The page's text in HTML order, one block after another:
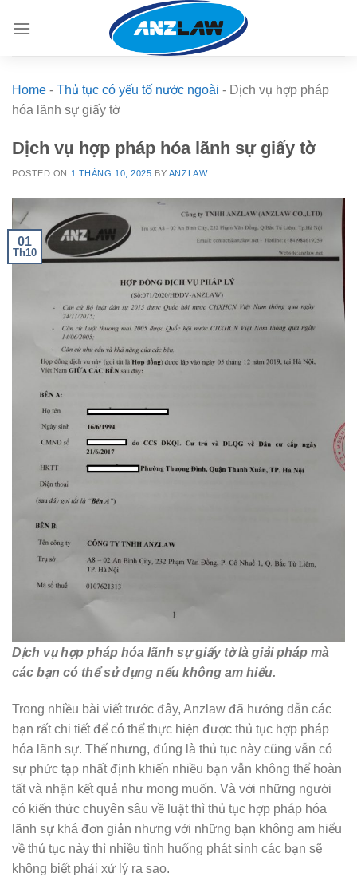
Home - Thủ tục có yếu tố nước ngoài - Dịch vụ hợp pháp
hóa lãnh sự giấy tờ
Dịch vụ hợp pháp hóa lãnh sự giấy tờ
POSTED ON 1 THÁNG 10, 2025 BY ANZLAW
01
Th10
Dịch vụ hợp pháp hóa lãnh sự giấy tờ là giải pháp mà
các bạn có thể sử dụng nếu không am hiểu.
Trong nhiều bài viết trước đây, Anzlaw đã hướng dẫn các
bạn rất chi tiết để có thể thực hiện được thủ tục hợp pháp
hóa lãnh sự. Thế nhưng, đúng là thủ tục này cũng vẫn có
sự phức tạp nhất định khiến nhiều bạn vẫn không thể hoàn
tất và nhận kết quả như mong muốn. Và với những người
có kiến thức chuyên sâu về luật thì thủ tục hợp pháp hóa
lãnh sự khá đơn giản nhưng với những bạn không am hiểu
về thủ tục này thì nhiều tình huống phát sinh các bạn sẽ
không biết phải xử lý ra sao.